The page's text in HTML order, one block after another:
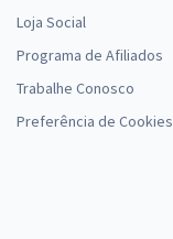
Loja Social
Programa de Afiliados
Trabalhe Conosco
Preferência de Cookies